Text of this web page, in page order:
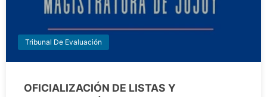
Tribunal De Evaluación
OFICIALIZACIÓN DE LISTAS Y